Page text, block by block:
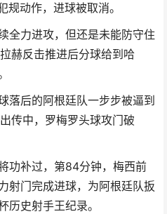
规动作，进球被取消。
全力进攻，但还是未能防守住
赫反击推进后分球给到哈
落后的阿根廷队一步步被逼到
传中，罗梅罗头球攻门破
功补过，第84分钟，梅西前
射门完成进球，为阿根廷队扳
历史射手王纪录。